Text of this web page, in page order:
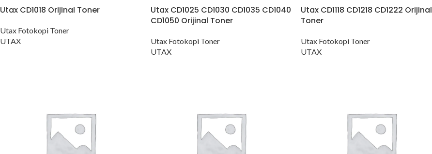
Utax CD1018 Orijinal Toner
Utax Fotokopi Toner
UTAX
Utax CD1025 CD1030 CD1035 CD1040
CD1050 Orijinal Toner
Utax Fotokopi Toner
UTAX
Utax CD1118 CD1218 CD1222 Orijinal
Toner
Utax Fotokopi Toner
UTAX